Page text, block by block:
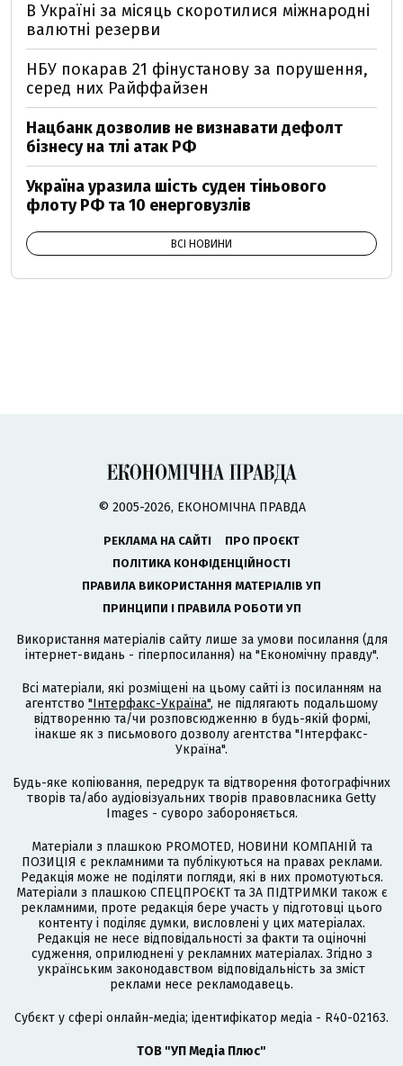
В Україні за місяць скоротилися міжнародні
валютні резерви
НБУ покарав 21 фінустанову за порушення,
серед них Райффайзен
Нацбанк дозволив не визнавати дефолт
бізнесу на тлі атак РФ
Україна уразила шість суден тіньового
флоту РФ та 10 енерговузлів
ВСІ НОВИНИ
© 2005-2026, ЕКОНОМІЧНА ПРАВДА
РЕКЛАМА НА САЙТІ
ПРО ПРОЄКТ
ПОЛІТИКА КОНФІДЕНЦІЙНОСТІ
ПРАВИЛА ВИКОРИСТАННЯ МАТЕРІАЛІВ УП
ПРИНЦИПИ І ПРАВИЛА РОБОТИ УП
Використання матеріалів сайту лише за умови посилання (для
інтернет-видань - гіперпосилання) на "Економічну правду".
Всі матеріали, які розміщені на цьому сайті із посиланням на
агентство "Інтерфакс-Україна", не підлягають подальшому
відтворенню та/чи розповсюдженню в будь-якій формі,
інакше як з письмового дозволу агентства "Інтерфакс-
Україна".
Будь-яке копіювання, передрук та відтворення фотографічних
творів та/або аудіовізуальних творів правовласника Getty
Images - суворо забороняється.
Матеріали з плашкою PROMOTED, НОВИНИ КОМПАНІЙ та
ПОЗИЦІЯ є рекламними та публікуються на правах реклами.
Редакція може не поділяти погляди, які в них промотуються.
Матеріали з плашкою СПЕЦПРОЄКТ та ЗА ПІДТРИМКИ також є
рекламними, проте редакція бере участь у підготовці цього
контенту і поділяє думки, висловлені у цих матеріалах.
Редакція не несе відповідальності за факти та оціночні
судження, оприлюднені у рекламних матеріалах. Згідно з
українським законодавством відповідальність за зміст
реклами несе рекламодавець.
Cубєкт у сфері онлайн-медіа; ідентифікатор медіа - R40-02163.
ТОВ "УП Медіа Плюс"